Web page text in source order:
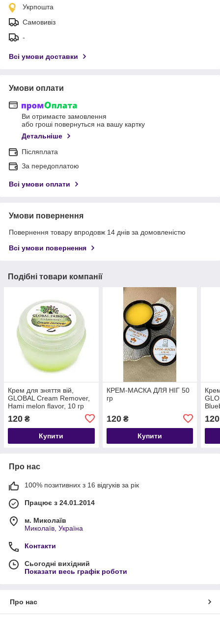
Укрпошта
Самовивіз
-
Всі умови доставки
Умови оплати
Ви отримаєте замовлення
або гроші повернуться на вашу картку
Детальніше
Післяплата
За передоплатою
Всі умови оплати
Умови повернення
Повернення товару впродовж 14 днів за домовленістю
Всі умови повернення
Подібні товари компанії
Крем для зняття вій,
GLOBAL Cream Remover,
Hami melon flavor, 10 гр
120 ₴
Купити
КРЕМ-МАСКА ДЛЯ НІГ 50
гр
120₴
Купити
120
Про нас
100% позитивних з 16 відгуків за рік
Працює з 24.01.2014
м. Миколаїв
Миколаїв, Україна
Контакти
Сьогодні вихідний
Показати весь графік роботи
Про нас